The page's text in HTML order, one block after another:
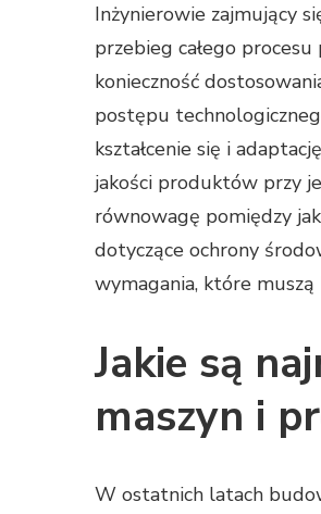
Inżynierowie zajmujący
przebieg całego
konieczność
postępu
kształcenie się i
jakości produktów przy
równowagę pomiędzy
dotyczące ochrony
wymagania, które muszą
Jakie są
maszyn i
W ostatnich latach